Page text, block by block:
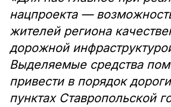
нацпроекта —
жителей региона
дорожной
Выделяемые средства
привести в порядок
пунктах Ставропольской